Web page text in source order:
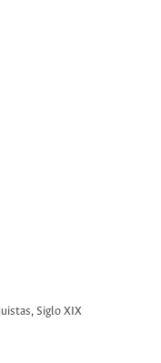
, Siglo XIX